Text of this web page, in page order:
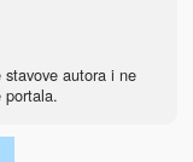
autora i ne
portala.